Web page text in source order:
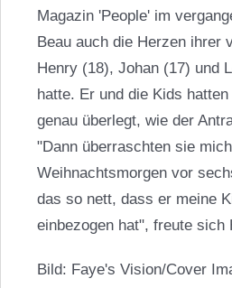
Magazin 'People' im
Beau auch die Herzen ihrer
Henry (18), Johan (17) und
hatte. Er und die Kids
genau überlegt, wie der
"Dann überraschten sie
Weihnachtsmorgen vor
das so nett, dass er meine
einbezogen hat", freute sich
Bild: Faye's Vision/Cover